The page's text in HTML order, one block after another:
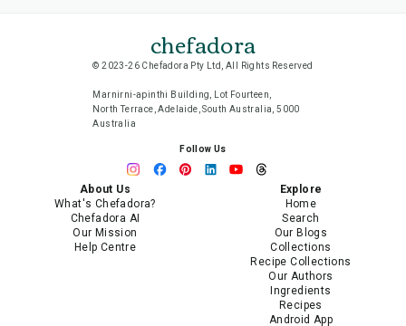
chefadora
© 2023-26 Chefadora Pty Ltd, All Rights Reserved
Marnirni-apinthi Building, Lot Fourteen,
North Terrace, Adelaide, South Australia, 5000
Australia
Follow Us
About Us
What's Chefadora?
Chefadora AI
Our Mission
Help Centre
Explore
Home
Search
Our Blogs
Collections
Recipe Collections
Our Authors
Ingredients
Recipes
Android App